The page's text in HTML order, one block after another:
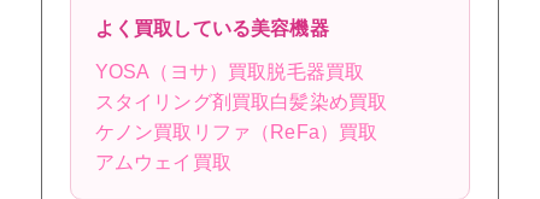
よく買取している美容機器
YOSA（ヨサ）買取 脱毛器買取
スタイリング剤買取白髪染め買取
ケノン買取 リファ（ReFa）買取
アムウェイ買取